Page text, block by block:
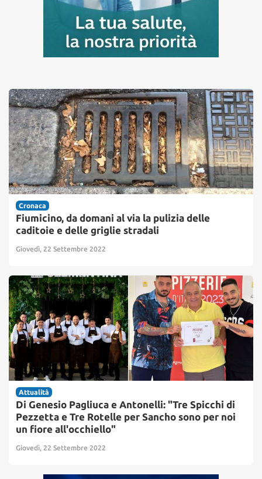
Cronaca
Fiumicino, da domani al via la pulizia delle
caditoie e delle griglie stradali
Giovedì, 22 Settembre 2022
Attualità
Di Genesio Pagliuca e Antonelli: "Tre Spicchi di
Pezzetta e Tre Rotelle per Sancho sono per noi
un fiore all'occhiello"
Giovedì, 22 Settembre 2022